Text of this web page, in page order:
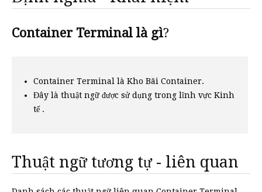
Container Terminal là gì?
Container Terminal là Kho Bãi Container.
Đây là thuật ngữ được sử dụng trong lĩnh vực Kinh
tế .
Thuật ngữ tương tự - liên quan